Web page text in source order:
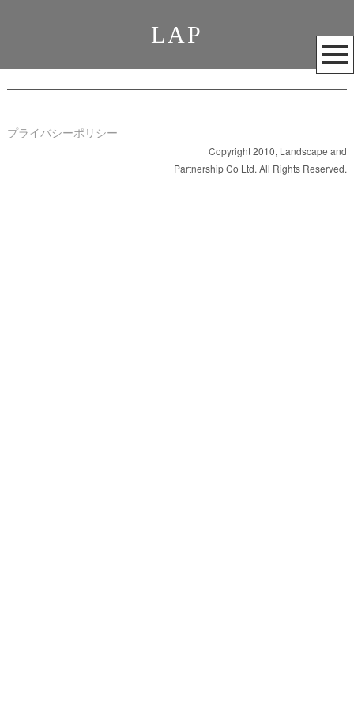
LAP
メ
ニ
ュ
開
く
プライバシーポリシー
Copyright 2010, Landscape and
Partnership Co Ltd. All Rights Reserved.